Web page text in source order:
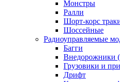
Монстры
Ралли
Шорт-корс
Шоссейные
Радиоуправляемые
Багги
Внедорожники
Грузовики и
Дрифт